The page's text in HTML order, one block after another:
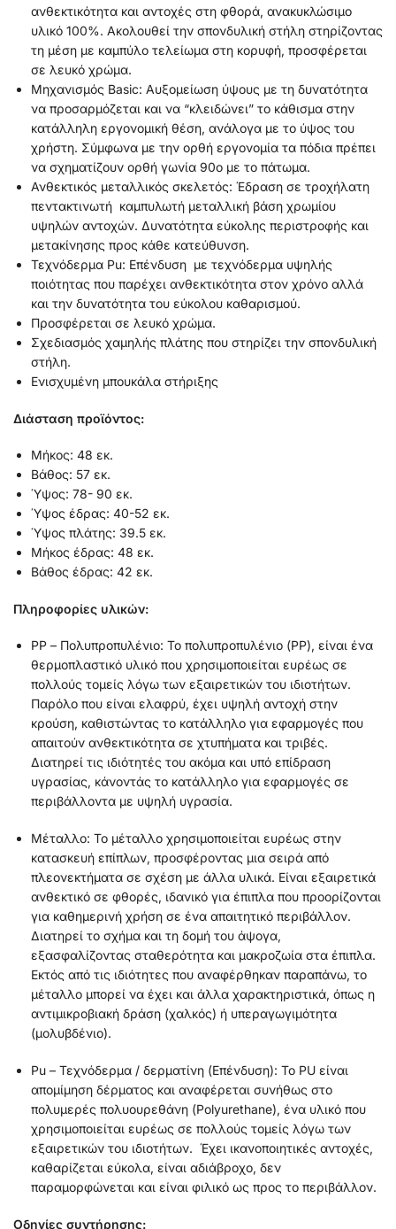
ανθεκτικότητα και αντοχές στη φθορά, ανακυκλώσιμο
υλικό 100%. Ακολουθεί την σπονδυλική στήλη στηρίζοντας
τη μέση με καμπύλο τελείωμα στη κορυφή, προσφέρεται
σε λευκό χρώμα.
Μηχανισμός Basic: Αυξομείωση ύψους με τη δυνατότητα
να προσαρμόζεται και να “κλειδώνει” το κάθισμα στην
κατάλληλη εργονομική θέση, ανάλογα με το ύψος του
χρήστη. Σύμφωνα με την ορθή εργονομία τα πόδια πρέπει
να σχηματίζουν ορθή γωνία 90ο με το πάτωμα.
Ανθεκτικός μεταλλικός σκελετός: Έδραση σε τροχήλατη
πεντακτινωτή καμπυλωτή μεταλλική βάση χρωμίου
υψηλών αντοχών. Δυνατότητα εύκολης περιστροφής και
μετακίνησης προς κάθε κατεύθυνση.
Τεχνόδερμα Pu: Επένδυση με τεχνόδερμα υψηλής
ποιότητας που παρέχει ανθεκτικότητα στον χρόνο αλλά
και την δυνατότητα του εύκολου καθαρισμού.
Προσφέρεται σε λευκό χρώμα.
Σχεδιασμός χαμηλής πλάτης που στηρίζει την σπονδυλική
στήλη.
Ενισχυμένη μπουκάλα στήριξης
Διάσταση προϊόντος:
Μήκος: 48 εκ.
Βάθος: 57 εκ.
Ύψος: 78- 90 εκ.
Ύψος έδρας: 40-52 εκ.
Ύψος πλάτης: 39.5 εκ.
Μήκος έδρας: 48 εκ.
Βάθος έδρας: 42 εκ.
Πληροφορίες υλικών:
PP – Πολυπροπυλένιο: Το πολυπροπυλένιο (PP), είναι ένα
θερμοπλαστικό υλικό που χρησιμοποιείται ευρέως σε
πολλούς τομείς λόγω των εξαιρετικών του ιδιοτήτων.
Παρόλο που είναι ελαφρύ, έχει υψηλή αντοχή στην
κρούση, καθιστώντας το κατάλληλο για εφαρμογές που
απαιτούν ανθεκτικότητα σε χτυπήματα και τριβές.
Διατηρεί τις ιδιότητές του ακόμα και υπό επίδραση
υγρασίας, κάνοντάς το κατάλληλο για εφαρμογές σε
περιβάλλοντα με υψηλή υγρασία.
Μέταλλο: Το μέταλλο χρησιμοποιείται ευρέως στην
κατασκευή επίπλων, προσφέροντας μια σειρά από
πλεονεκτήματα σε σχέση με άλλα υλικά. Είναι εξαιρετικά
ανθεκτικό σε φθορές, ιδανικό για έπιπλα που προορίζονται
για καθημερινή χρήση σε ένα απαιτητικό περιβάλλον.
Διατηρεί το σχήμα και τη δομή του άψογα,
εξασφαλίζοντας σταθερότητα και μακροζωία στα έπιπλα.
Εκτός από τις ιδιότητες που αναφέρθηκαν παραπάνω, το
μέταλλο μπορεί να έχει και άλλα χαρακτηριστικά, όπως η
αντιμικροβιακή δράση (χαλκός) ή υπεραγωγιμότητα
(μολυβδένιο).
Pu – Τεχνόδερμα / δερματίνη (Επένδυση): Το PU είναι
απομίμηση δέρματος και αναφέρεται συνήθως στο
πολυμερές πολυουρεθάνη (Polyurethane), ένα υλικό που
χρησιμοποιείται ευρέως σε πολλούς τομείς λόγω των
εξαιρετικών του ιδιοτήτων. Έχει ικανοποιητικές αντοχές,
καθαρίζεται εύκολα, είναι αδιάβροχο, δεν
παραμορφώνεται και είναι φιλικό ως προς το περιβάλλον.
Οδηγίες συντήρησης: